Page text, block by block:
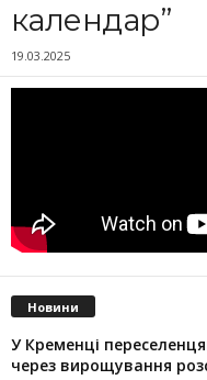
календар”
19.03.2025
Новини
У Кременці
через вирощування